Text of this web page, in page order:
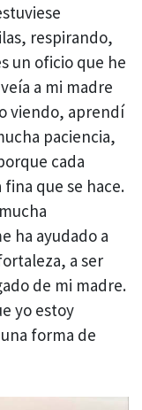
respirando,
un oficio que he
a mi madre
viendo, aprendí
paciencia,
cada
que se hace.
ha ayudado a
a ser
de mi madre.
yo estoy
forma de